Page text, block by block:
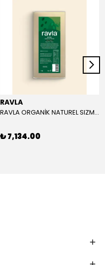
RAVLA
RAVLA ORGANİK NATUREL SIZMA ZEYTİNYAĞI 5L
₺ 7,134.00